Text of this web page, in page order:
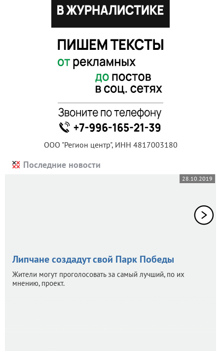
ООО "Регион центр", ИНН 4817003180
Последние новости
28.10.2019
Липчане создадут свой Парк Победы
Жители могут проголосовать за самый лучший, по их
мнению, проект.